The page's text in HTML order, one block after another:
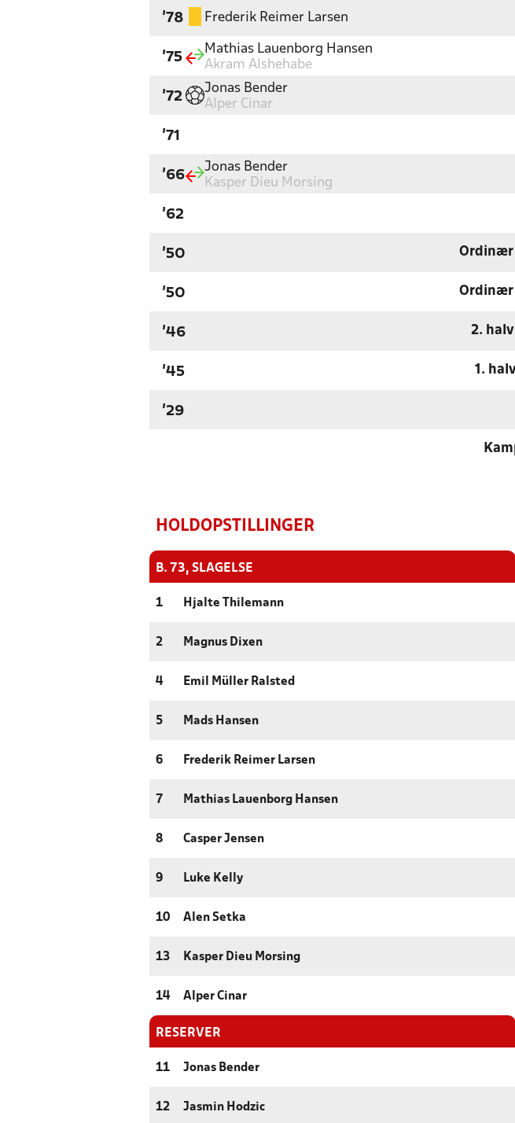
'78 Frederik Reimer Larsen
'75
Mathias Lauenborg Hansen
Akram Alshehabe
'72
Jonas Bender
Alper Cinar
'71
'66
Jonas Bender
Kasper Dieu Morsing
'62
'50 Ordinær
'50 Ordinær
'46 2.
'45 1.
'29
HOLDOPSTILLINGER
B. 73, SLAGELSE
1 Hjalte Thilemann
2 Magnus Dixen
4 Emil Müller Ralsted
5 Mads Hansen
6 Frederik Reimer Larsen
7 Mathias Lauenborg Hansen
8 Casper Jensen
9 Luke Kelly
10 Alen Setka
13 Kasper Dieu Morsing
14 Alper Cinar
RESERVER
11 Jonas Bender
12 Jasmin Hodzic